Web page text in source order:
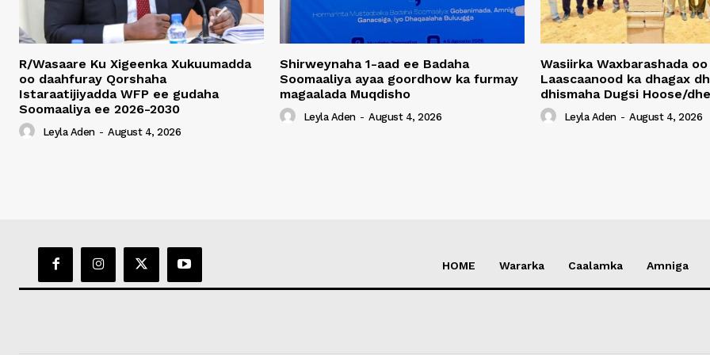
R/Wasaare Ku Xigeenka Xukuumadda
oo daahfuray Qorshaha
Istaraatijiyadda WFP ee gudaha
Soomaaliya ee 2026-2030
Leyla Aden - August 4, 2026
Shirweynaha 1-aad ee Badaha
Soomaaliya ayaa goordhow ka furmay
magaalada Muqdisho
Leyla Aden - August 4, 2026
Wasiirka Waxbarashada
Laascaanood ka dhagax
dhismaha Dugsi Hoose/
Leyla Aden - August 4, 2026
HOME Wararka Caalamka Amniga